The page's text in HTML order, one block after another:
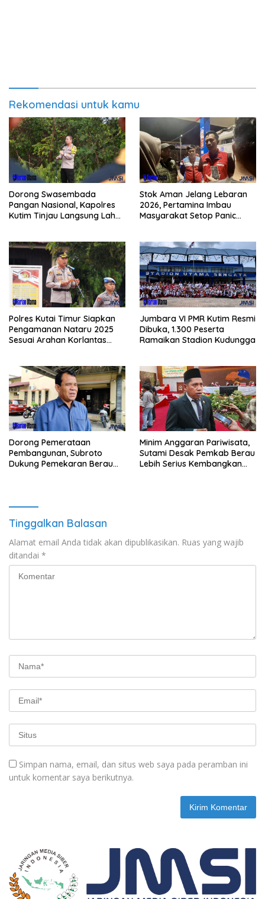
Rekomendasi untuk kamu
Dorong Swasembada
Pangan Nasional, Kapolres
Kutim Tinjau Langsung Lahan
Stok Aman Jelang Lebaran
2026, Pertamina Imbau
Masyarakat Setop Panic
Polres Kutai Timur Siapkan
Pengamanan Nataru 2025
Sesuai Arahan Korlantas
Jumbara VI PMR Kutim Resmi
Dibuka, 1.300 Peserta
Ramaikan Stadion Kudungga
Dorong Pemerataan
Pembangunan, Subroto
Dukung Pemekaran Berau
Minim Anggaran Pariwisata,
Sutami Desak Pemkab Berau
Lebih Serius Kembangkan
Tinggalkan Balasan
Alamat email Anda tidak akan dipublikasikan. Ruas yang wajib
ditandai *
Simpan nama, email, dan situs web saya pada peramban ini
untuk komentar saya berikutnya.